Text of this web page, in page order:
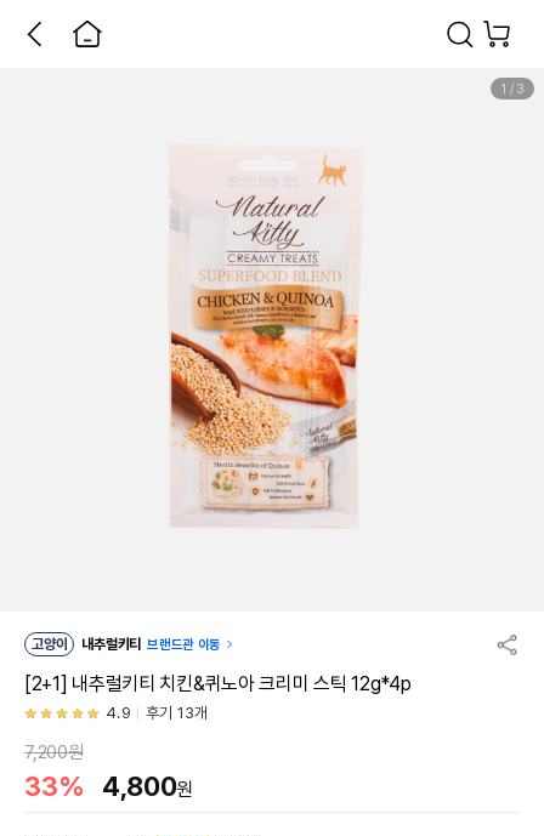
1 / 3
고양이 내추럴키티 브랜드관 이동
[2+1] 내추럴키티 치킨&퀴노아 크리미 스틱 12g*4p
4.9 후기 13개
7,200원
33% 4,800원